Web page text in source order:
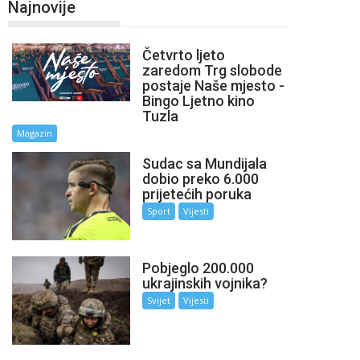
Najnovije
Četvrto ljeto
zaredom Trg slobode
postaje Naše mjesto -
Bingo Ljetno kino
Tuzla
Magazin
Sudac sa Mundijala
dobio preko 6.000
prijetećih poruka
Sport Vijesti
Pobjeglo 200.000
ukrajinskih vojnika?
Svijet Vijesti